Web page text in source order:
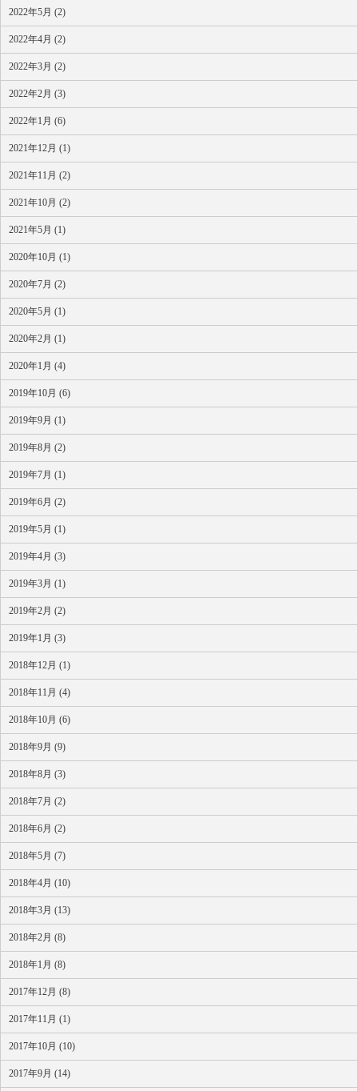
2022年5月 (2)
2022年4月 (2)
2022年3月 (2)
2022年2月 (3)
2022年1月 (6)
2021年12月 (1)
2021年11月 (2)
2021年10月 (2)
2021年5月 (1)
2020年10月 (1)
2020年7月 (2)
2020年5月 (1)
2020年2月 (1)
2020年1月 (4)
2019年10月 (6)
2019年9月 (1)
2019年8月 (2)
2019年7月 (1)
2019年6月 (2)
2019年5月 (1)
2019年4月 (3)
2019年3月 (1)
2019年2月 (2)
2019年1月 (3)
2018年12月 (1)
2018年11月 (4)
2018年10月 (6)
2018年9月 (9)
2018年8月 (3)
2018年7月 (2)
2018年6月 (2)
2018年5月 (7)
2018年4月 (10)
2018年3月 (13)
2018年2月 (8)
2018年1月 (8)
2017年12月 (8)
2017年11月 (1)
2017年10月 (10)
2017年9月 (14)